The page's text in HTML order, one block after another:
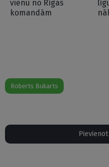
vienu no Rīgas
komandām
Roberts Bukarts